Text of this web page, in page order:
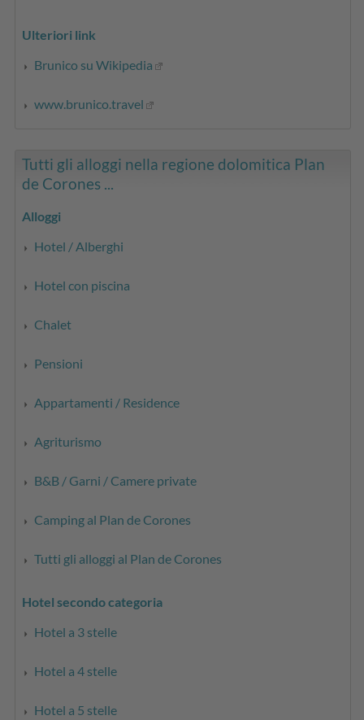
Ulteriori link
Brunico su Wikipedia
www.brunico.travel
Tutti gli alloggi nella regione dolomitica Plan
de Corones ...
Alloggi
Hotel / Alberghi
Hotel con piscina
Chalet
Pensioni
Appartamenti / Residence
Agriturismo
B&B / Garni / Camere private
Camping al Plan de Corones
Tutti gli alloggi al Plan de Corones
Hotel secondo categoria
Hotel a 3 stelle
Hotel a 4 stelle
Hotel a 5 stelle